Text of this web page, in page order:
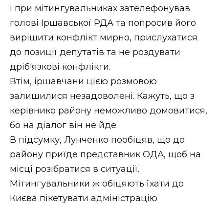
і при мітингувальниках зателефонував
голові Іршавської РДА та попросив його
вирішити конфлікт мирно, прислухатися
до позиції депутатів та не роздувати
дріб'язкові конфлікти.
Втім, іршавчани цією розмовою
залишилися незадоволені. Кажуть, що з
керівнико району неможливо домовитися,
бо на діалог він не йде.
В підсумку, Лунченко пообіцяв, що до
району приїде представник ОДА, щоб на
місці розібратися в ситуації.
Мітингувальники ж обіцяють їхати до
Києва пікетувати адміністрацію